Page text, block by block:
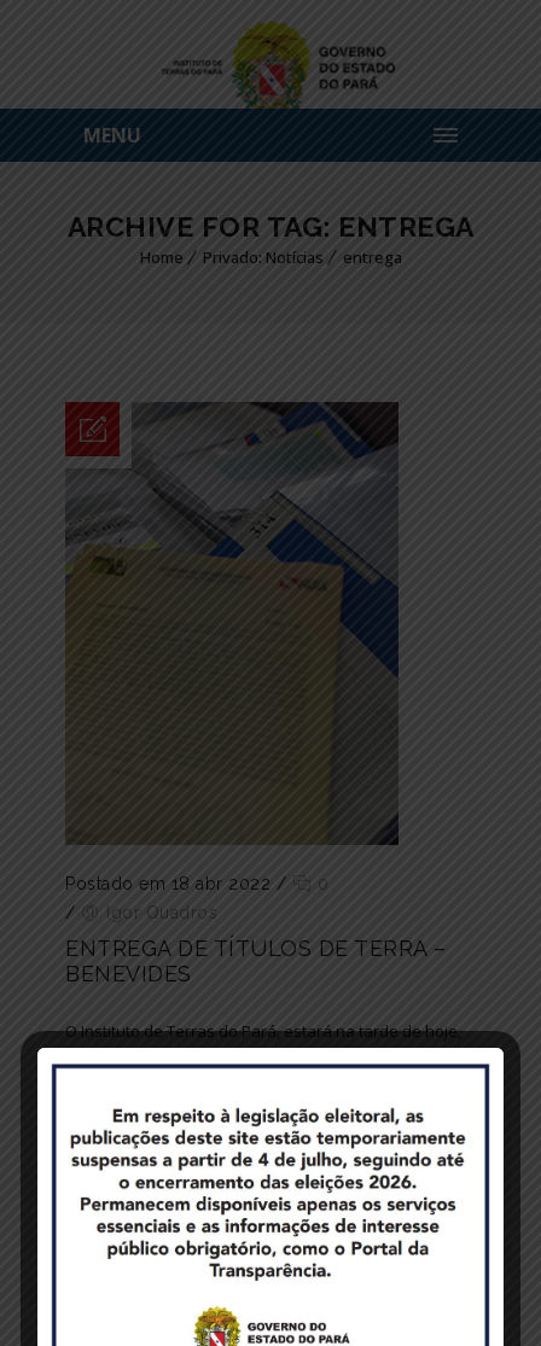
MENU
ARCHIVE FOR TAG: ENTREGA
Home Privado: Notícias entrega
Postado em 18 abr 2022 /
0
/
Igor Quadros
ENTREGA DE TÍTULOS DE TERRA –
BENEVIDES
O Instituto de Terras do Pará, estará na tarde de hoje,
18 de abril, no município de Benevides, Região
de regularização fundiária de lotes urbanos em
parceria do Governo do Estado do Pará e a Prefeitura
de Benevides. Confira o...
benevídes, entrega,títulos